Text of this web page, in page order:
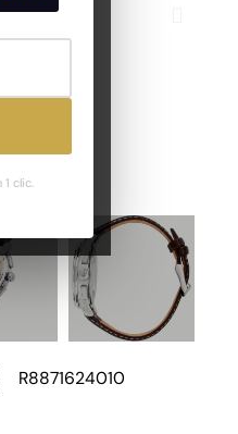
clic.
R8871624010